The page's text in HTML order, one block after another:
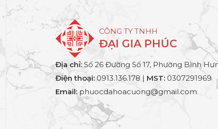
CÔNG TY TNHH
ĐẠI GIA PHÚC
Địa chỉ: Số 26 Đường Số 17, Phường Bình
Điện thoại: 0913.136.178 | MST: 0307291969
Email: phuocdahoacuong@gmail.com